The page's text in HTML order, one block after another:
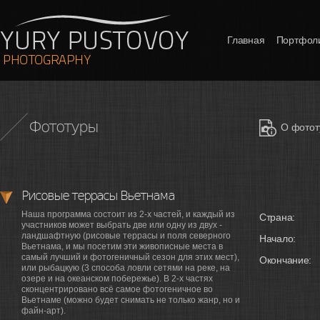
Главная
Фототуры О
Рисовые террасы Вьетнама
Наша программа состоит из 2-х частей, и каждый из
участников может выбрать две или одну из двух -
ландшафтную (рисовые террасы и поля северного
Вьетнама, и мы посетим эти живописные места в
самый лучший и фотогеничный сезон для этих мест),
или рыбацкую (3 способа ловли сетями на реке, на
озере и на океанском побережье). В 2-х частях
сконцентрировано всё самое фотогеничное во
Вьетнаме (можно будет снимать не только жанр, но и
файн-арт).
Страна:
Начало:
Окончание: